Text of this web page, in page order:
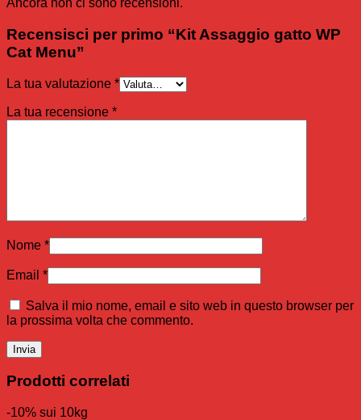
Ancora non ci sono recensioni.
Recensisci per primo “Kit Assaggio gatto WP
Cat Menu”
La tua valutazione *
La tua recensione *
Nome *
Email *
Salva il mio nome, email e sito web in questo browser per
la prossima volta che commento.
Prodotti correlati
-10% sui 10kg